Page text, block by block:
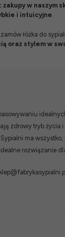
zakupy w naszym
i intuicyjne
łóżka do
oraz stylem w
zdrowy tryb życia
ma
rozwiązanie